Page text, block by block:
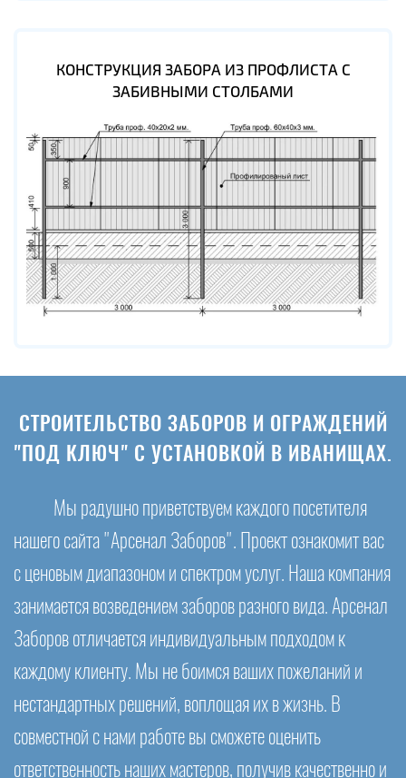
КОНСТРУКЦИЯ ЗАБОРА ИЗ ПРОФЛИСТА С
ЗАБИВНЫМИ СТОЛБАМИ
СТРОИТЕЛЬСТВО ЗАБОРОВ И ОГРАЖДЕНИЙ
"ПОД КЛЮЧ" С УСТАНОВКОЙ В ИВАНИЩАХ.
Мы радушно приветствуем каждого посетителя
нашего сайта "Арсенал Заборов". Проект ознакомит вас
с ценовым диапазоном и спектром услуг. Наша компания
занимается возведением заборов разного вида. Арсенал
Заборов отличается индивидуальным подходом к
каждому клиенту. Мы не боимся ваших пожеланий и
нестандартных решений, воплощая их в жизнь. В
совместной с нами работе вы сможете оценить
ответственность наших мастеров, получив качественно и